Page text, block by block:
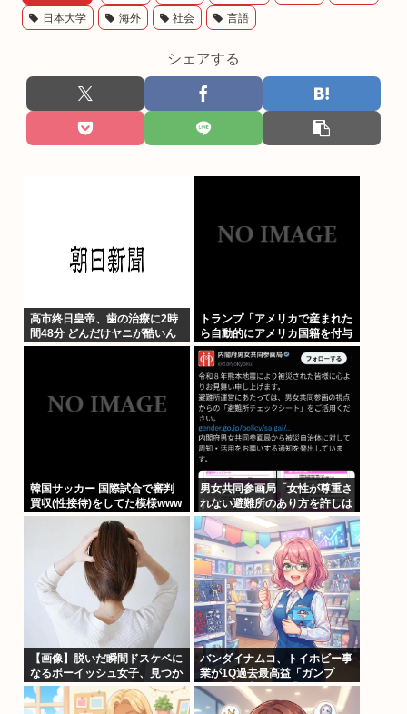
日本大学 海外 社会 言語
シェアする
高市終日皇帝、歯の治療に2時
間48分 どんだけヤニが酷いん
だ
トランプ「アメリカで産まれた
ら自動的にアメリカ国籍を付与
するのをやめる！」
韓国サッカー 国際試合で審判
買収(性接待)をしてた模様www
男女共同参画局「女性が尊重さ
れない避難所のあり方を許しは
しません、このチェックシート
を必ず遵守してください」
【画像】脱いだ瞬間ドスケベに
なるボーイッシュ女子、見つか
るwww
バンダイナムコ、トイホビー事
業が1Q過去最高益「ガンプ
ラ」「一番くじ」「トレカ」な
ど大人向け商材好調で